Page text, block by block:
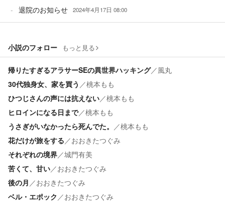
退院のお知らせ 2024年4月17日 08:00
小説のフォロー もっと見る
帰りたすぎるアラサーSEの異世界ハッキング／風丸
30代独身女、家を買う ／桃本もも
ひつじさんの声には抗えない／桃本もも
ヒロインになる日まで／桃本もも
うさぎがいなかったら死んでた。 ／桃本もも
花だけが旅をする／おおきたつぐみ
それぞれの境界／城門有美
苦くて、甘い／おおきたつぐみ
後の月 ／おおきたつぐみ
ベル・エポック ／おおきたつぐみ